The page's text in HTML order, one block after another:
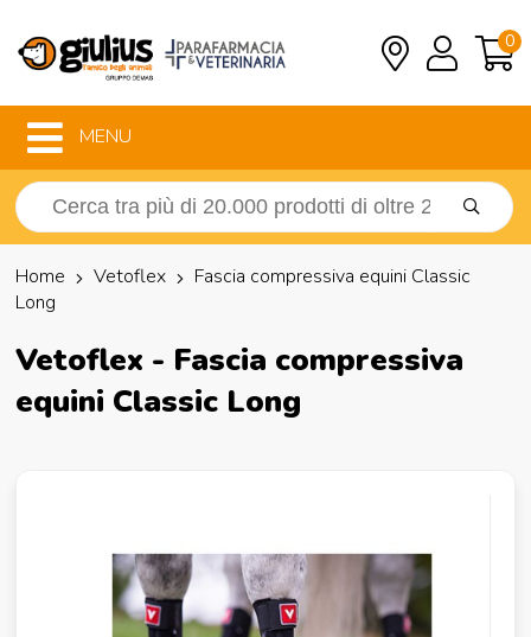
0
MENU
Home Vetoflex
Fascia compressiva equini Classic
Long
Vetoflex - Fascia compressiva
equini Classic Long